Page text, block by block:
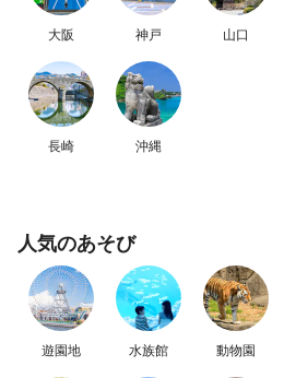
大阪 神戸 山口
長崎 沖縄
人気のあそび
遊園地 水族館 動物園